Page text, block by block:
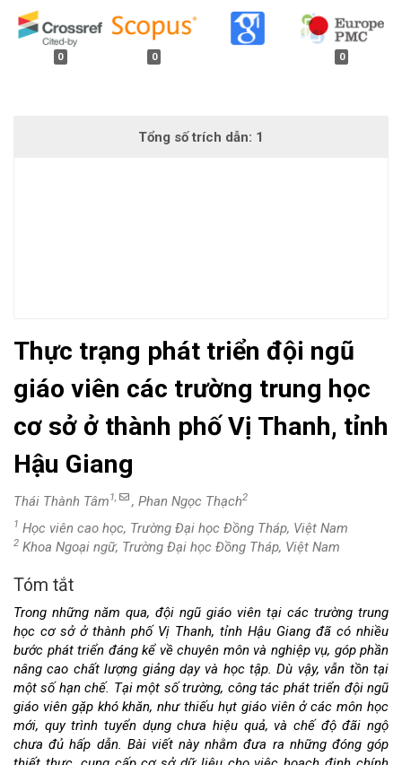
0 0 0
Thực trạng phát triển đội ngũ
giáo viên các trường trung học
cơ sở ở thành phố Vị Thanh, tỉnh
Hậu Giang
Thái Thành Tâm1, , Phan Ngọc Thạch2
1 Học viên cao học, Trường Đại học Đồng Tháp, Việt Nam
2 Khoa Ngoại ngữ, Trường Đại học Đồng Tháp, Việt Nam
Nội
dung
chính
của
bài
Tóm tắt
Trong những năm qua, đội ngũ giáo viên tại các trường trung
học cơ sở ở thành phố Vị Thanh, tỉnh Hậu Giang đã có nhiều
bước phát triển đáng kể về chuyên môn và nghiệp vụ, góp phần
nâng cao chất lượng giảng dạy và học tập. Dù vậy, vẫn tồn tại
một số hạn chế. Tại một số trường, công tác phát triển đội ngũ
giáo viên gặp khó khăn, như thiếu hụt giáo viên ở các môn học
mới, quy trình tuyển dụng chưa hiệu quả, và chế độ đãi ngộ
chưa đủ hấp dẫn. Bài viết này nhằm đưa ra những đóng góp